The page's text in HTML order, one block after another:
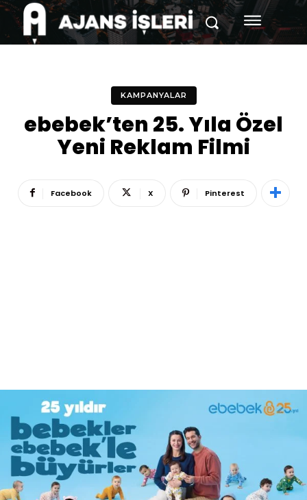
KAMPANYALAR
ebebek’ten 25. Yıla Özel
Yeni Reklam Filmi
Facebook X Pinterest